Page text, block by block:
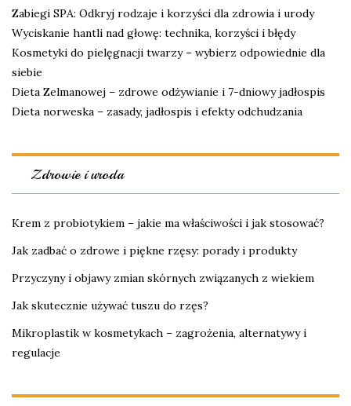
Zabiegi SPA: Odkryj rodzaje i korzyści dla zdrowia i urody
Wyciskanie hantli nad głowę: technika, korzyści i błędy
Kosmetyki do pielęgnacji twarzy – wybierz odpowiednie dla
siebie
Dieta Zelmanowej – zdrowe odżywianie i 7-dniowy jadłospis
Dieta norweska – zasady, jadłospis i efekty odchudzania
Zdrowie i uroda
Krem z probiotykiem – jakie ma właściwości i jak stosować?
Jak zadbać o zdrowe i piękne rzęsy: porady i produkty
Przyczyny i objawy zmian skórnych związanych z wiekiem
Jak skutecznie używać tuszu do rzęs?
Mikroplastik w kosmetykach – zagrożenia, alternatywy i
regulacje